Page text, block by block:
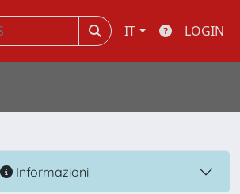
IT LOGIN
Informazioni